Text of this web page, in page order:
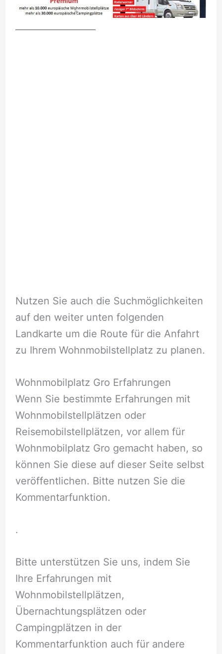
Nutzen Sie auch die Suchmöglichkeiten
auf den weiter unten folgenden
Landkarte um die Route für die Anfahrt
zu Ihrem Wohnmobilstellplatz zu planen.
Wohnmobilplatz Gro Erfahrungen
Wenn Sie bestimmte Erfahrungen mit
Wohnmobilstellplätzen oder
Reisemobilstellplätzen, vor allem für
Wohnmobilplatz Gro gemacht haben, so
können Sie diese auf dieser Seite selbst
veröffentlichen. Bitte nutzen Sie die
Kommentarfunktion.
.
Bitte unterstützen Sie uns, indem Sie
Ihre Erfahrungen mit
Wohnmobilstellplätzen,
Übernachtungsplätzen oder
Campingplätzen in der
Kommentarfunktion auch für andere